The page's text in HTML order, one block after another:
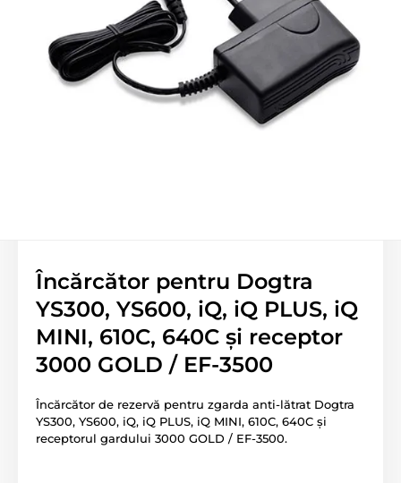
Încărcător pentru Dogtra
YS300, YS600, iQ, iQ PLUS, iQ
MINI, 610C, 640C și receptor
3000 GOLD / EF-3500
Încărcător de rezervă pentru zgarda anti-lătrat Dogtra
YS300, YS600, iQ, iQ PLUS, iQ MINI, 610C, 640C și
receptorul gardului 3000 GOLD / EF-3500.